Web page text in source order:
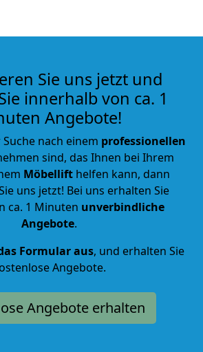
Sie uns jetzt und
innerhalb von ca. 1
Angebote!
nach einem professionellen
sind, das Ihnen bei Ihrem
Möbellift helfen kann, dann
uns jetzt! Bei uns erhalten Sie
ca. 1 Minuten unverbindliche
Angebote.
Formular aus, und erhalten Sie
Angebote.
Angebote erhalten